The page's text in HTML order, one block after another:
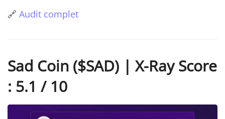
🔗 Audit complet
Sad Coin ($SAD) | X-Ray Score
: 5.1 / 10